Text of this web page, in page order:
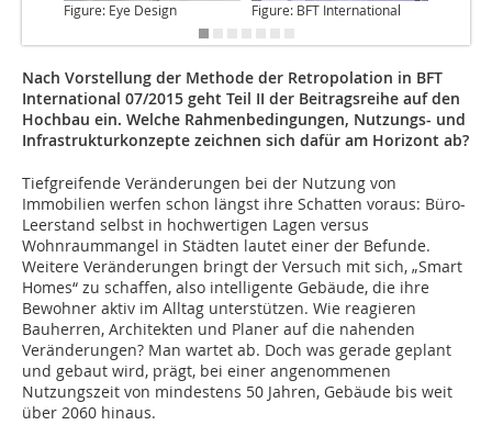
Figure: Eye Design Figure: BFT International
Nach Vorstellung der Methode der Retropolation in BFT
International 07/2015 geht Teil II der Beitragsreihe auf den
Hochbau ein. Welche Rahmenbedingungen, Nutzungs- und
Infrastrukturkonzepte zeichnen sich dafür am Horizont ab?
Tiefgreifende Veränderungen bei der Nutzung von
Immobilien werfen schon längst ihre Schatten voraus: Büro-
Leerstand selbst in hochwertigen Lagen versus
Wohnraummangel in Städten lautet einer der Befunde.
Weitere Veränderungen bringt der Versuch mit sich, „Smart
Homes“ zu schaffen, also intelligente Gebäude, die ihre
Bewohner aktiv im Alltag unterstützen. Wie reagieren
Bauherren, Architekten und Planer auf die nahenden
Veränderungen? Man wartet ab. Doch was gerade geplant
und gebaut wird, prägt, bei einer angenommenen
Nutzungszeit von mindestens 50 Jahren, Gebäude bis weit
über 2060 hinaus.